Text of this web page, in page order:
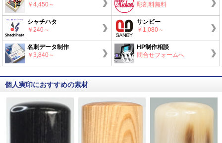
￥4,450～ 彫刻料無料
シャチハタ
￥240～
サンビー
￥1,080～
名刺データ制作
￥3,840～
HP制作相談
問合せフォームへ
個人実印におすすめの素材